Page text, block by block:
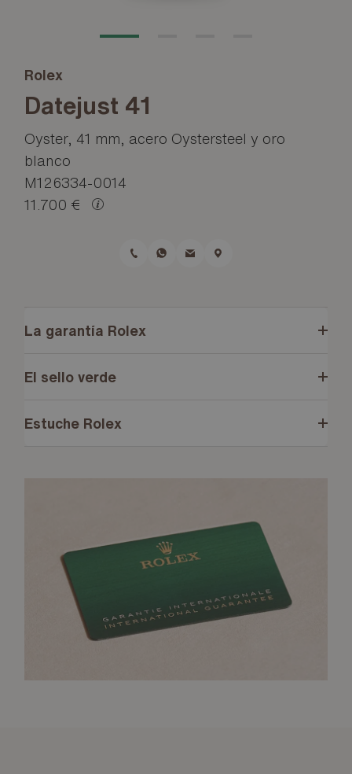
Rolex
Datejust 41
Oyster, 41 mm, acero Oystersteel y oro
blanco
M126334-0014
11.700 €
La garantía Rolex
El sello verde
Estuche Rolex